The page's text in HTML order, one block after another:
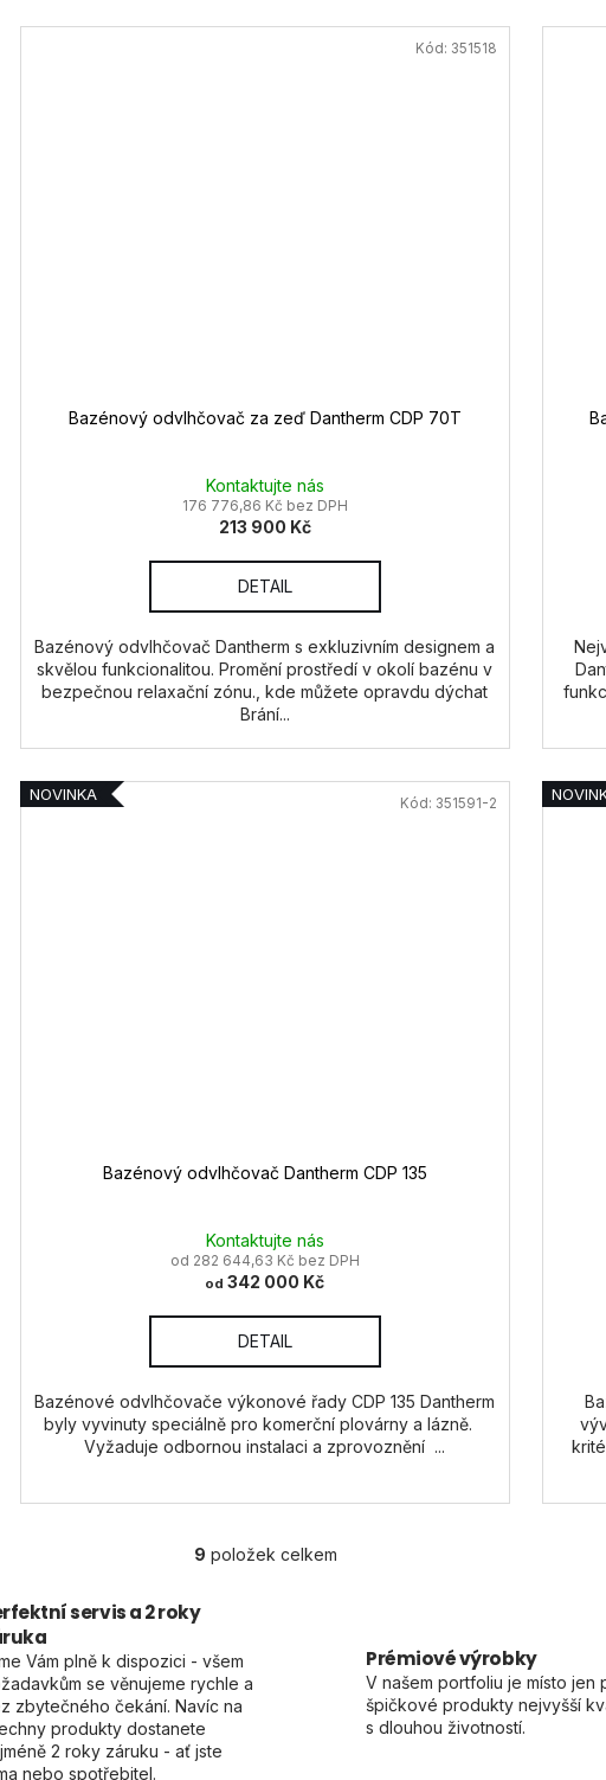
Bazénový odvlhčovač za zeď Dantherm CDP 70T
Kontaktujte nás
176 776,86 Kč bez DPH
213 900 Kč
DETAIL
Bazénový odvlhčovač Dantherm s exkluzivním designem a
skvělou funkcionalitou. Promění prostředí v okolí bazénu v
bezpečnou relaxační zónu., kde můžete opravdu dýchat
Brání...
Kód: 351518
NOVINKA
Bazénový odvlhčovač Dantherm CDP 135
Kontaktujte nás
od 282 644,63 Kč bez DPH
od 342 000 Kč
DETAIL
Bazénové odvlhčovače výkonové řady CDP 135 Dantherm
byly vyvinuty speciálně pro komerční plovárny a lázně.
Vyžaduje odbornou instalaci a zprovoznění ...
Kód: 351591-2
O
9 položek celkem
servis a 2 roky
Vám plně k dispozici - všem
se věnujeme rychle a
zbytečného čekání. Navíc na
produkty dostanete
2 roky záruku - ať jste
nebo spotřebitel.
Prémiové výrobky
V našem portfoliu je místo jen
špičkové produkty nejvyšší
s dlouhou životností.